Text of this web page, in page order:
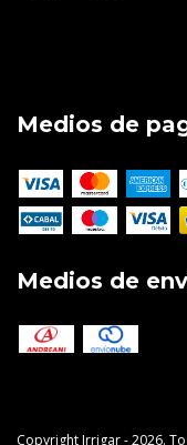
Medios de
Medios de
Copyright Irrigar - 2026.